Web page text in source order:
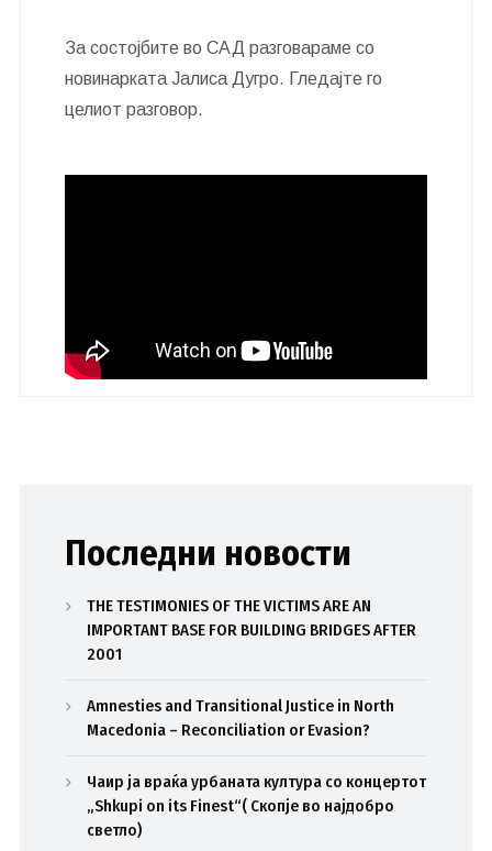
За состојбите во САД разговараме со
новинарката Јалиса Дугро. Гледајте го
целиот разговор.
Последни новости
THE TESTIMONIES OF THE VICTIMS ARE AN
IMPORTANT BASE FOR BUILDING BRIDGES AFTER
2001
Amnesties and Transitional Justice in North
Macedonia – Reconciliation or Evasion?
Чаир ја враќа урбаната култура со концертот
„Shkupi on its Finest“( Скопје во најдобро
светло)